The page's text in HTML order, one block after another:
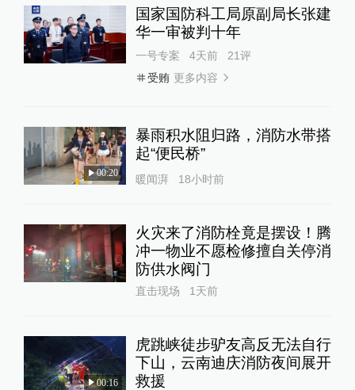
国家国防科工局原副局长张建
华一审被判十年
一号专案 4天前 21评
受贿 更多内容
00:20
暴雨积水阻归路，消防水带搭
起“便民桥”
暖闻湃 18小时前
火灾来了消防栓竟是摆设！腾
冲一物业不愿检修擅自关停消
防供水阀门
直击现场 1天前
00:16
虎跳峡徒步驴友高反无法自行
下山，云南迪庆消防夜间展开
救援